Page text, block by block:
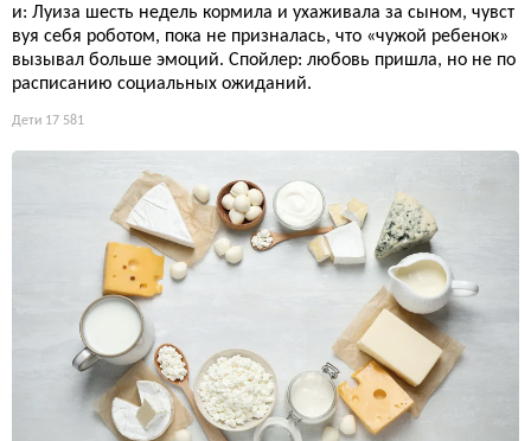
и: Луиза шесть недель кормила и ухаживала за сыном, чувст
вуя себя роботом, пока не призналась, что «чужой ребенок»
вызывал больше эмоций. Спойлер: любовь пришла, но не по
расписанию социальных ожиданий.
Дети 17 581